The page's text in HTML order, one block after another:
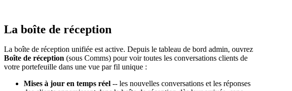
La boîte de réception
La boîte de réception unifiée est active. Depuis le tableau de bord admin, ouvrez
Boîte de réception (sous Comms) pour voir toutes les conversations clients de
votre portefeuille dans une vue par fil unique :
Mises à jour en temps réel -- les nouvelles conversations et les réponses